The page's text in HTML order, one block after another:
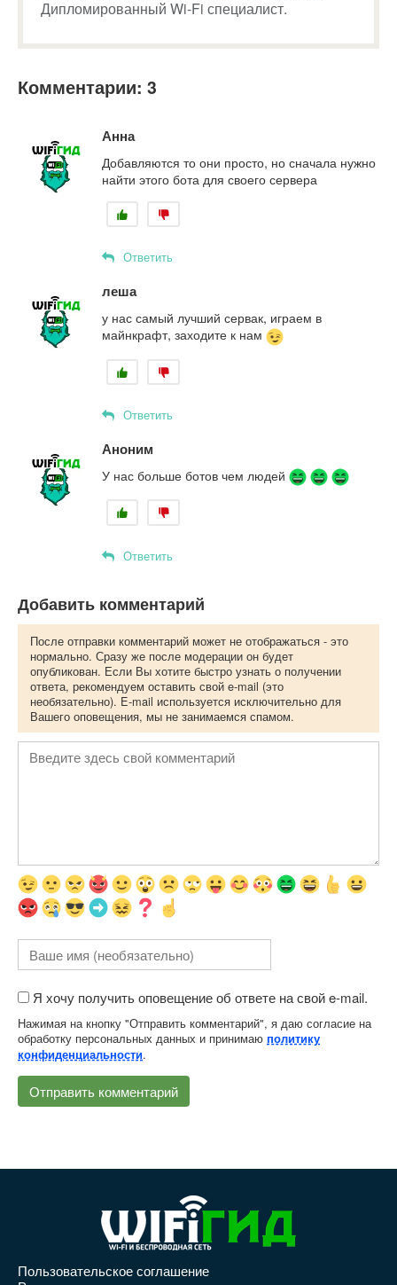
Дипломированный Wi-Fi специалист.
Комментарии: 3
Анна
Добавляются то они просто, но сначала нужно
найти этого бота для своего сервера
Ответить
леша
у нас самый лучший сервак, играем в
майнкрафт, заходите к нам
Ответить
Аноним
У нас больше ботов чем людей
Ответить
Добавить комментарий
После отправки комментарий может не отображаться - это
нормально. Сразу же после модерации он будет
опубликован. Если Вы хотите быстро узнать о получении
ответа, рекомендуем оставить свой e-mail (это
необязательно). E-mail используется исключительно для
Вашего оповещения, мы не занимаемся спамом.
Я хочу получить оповещение об ответе на свой e-mail.
Нажимая на кнопку "Отправить комментарий", я даю согласие на
обработку персональных данных и принимаю политику
конфиденциальности.
Пользовательское соглашение